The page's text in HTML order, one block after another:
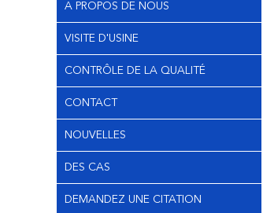
A PROPOS DE NOUS
VISITE D'USINE
CONTRÔLE DE LA QUALITÉ
CONTACT
NOUVELLES
DES CAS
DEMANDEZ UNE CITATION